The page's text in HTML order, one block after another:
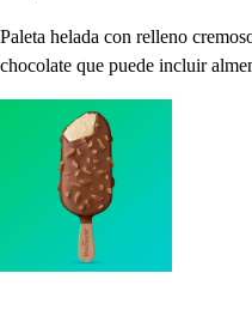
Paleta helada con relleno
chocolate que puede incluir